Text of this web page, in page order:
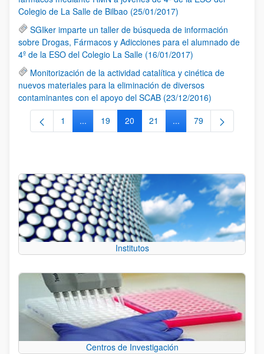
Colegio de La Salle de Bilbao (25/01/2017)
SGIker imparte un taller de búsqueda de información
sobre Drogas, Fármacos y Adicciones para el alumnado de
4º de la ESO del Colegio La Salle (16/01/2017)
Monitorización de la actividad catalítica y cinética de
nuevos materiales para la eliminación de diversos
contaminantes con el apoyo del SCAB (23/12/2016)
Página
1 ...Páginas intermedias Use TAB para desplazarse.
Página
19 Página
20 Página
21 ...Páginas intermedias
Página
79
Institutos
Centros de Investigación